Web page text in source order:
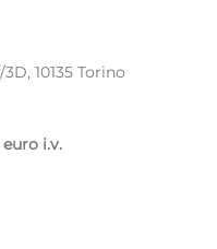
10135 Torino
i.v.